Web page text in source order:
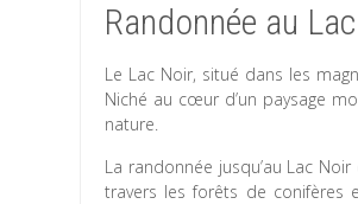
Randonnée au
Le Lac Noir, situé dans les
Niché au cœur d’un paysage
nature.
La randonnée jusqu’au Lac
travers les forêts de conifères